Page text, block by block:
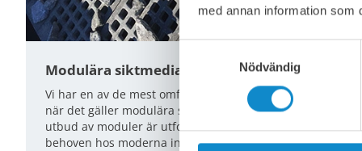
med annan information som
Nödvändig
Modulära siktmedia
Vi har en av de mest omfattande produktportföljerna
när det gäller modulära siktningsmedia. Vårt breda
utbud av moduler är utformat för att möta de olika
behoven hos moderna industrier och företag.